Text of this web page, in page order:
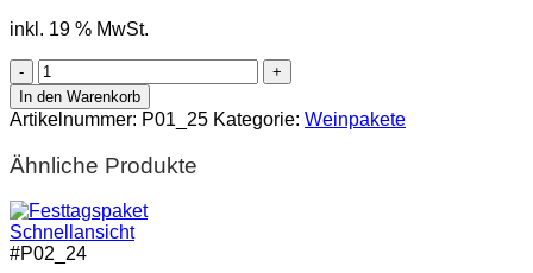
inkl. 19 % MwSt.
Gutsweinpaket
|
Probiere
unsere
Gutsweine
Menge
In den Warenkorb
Artikelnummer: P01_25 Kategorie: Weinpakete
Ähnliche Produkte
Schnellansicht
#P02_24